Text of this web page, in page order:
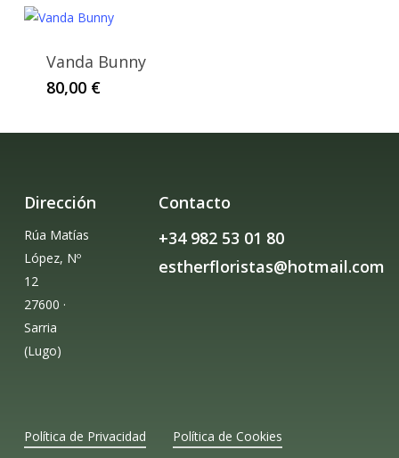
Vanda Bunny
80,00 €
Dirección
Rúa Matías
López, Nº
12
27600 ·
Sarria
(Lugo)
Contacto
+34 982 53 01 80
estherfloristas@hotmail.com
Política de Privacidad
Política de Cookies